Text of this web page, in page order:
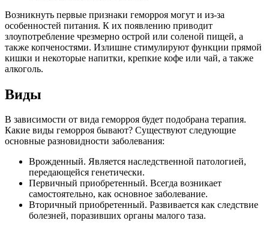
Возникнуть первые признаки геморроя могут и из-за
особенностей питания. К их появлению приводит
злоупотребление чрезмерно острой или соленой пищей, а
также копченостями. Излишне стимулируют функции прямой
кишки и некоторые напитки, крепкие кофе или чай, а также
алкоголь.
Виды
В зависимости от вида геморроя будет подобрана терапия.
Какие виды геморроя бывают? Существуют следующие
основные разновидности заболевания:
Врожденный. Является наследственной патологией,
передающейся генетически.
Первичный приобретенный. Всегда возникает
самостоятельно, как основное заболевание.
Вторичный приобретенный. Развивается как следствие
болезней, поразивших органы малого таза.